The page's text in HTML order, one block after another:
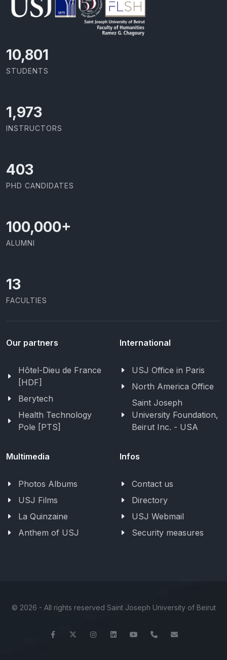
11,727
STUDENTS
2,142
INSTRUCTORS
437
PHD CANDIDATES
100,000+
ALUMNI
13
FACULTIES
Our partners
Hôtel-Dieu de France
[HDF]
Berytech
Health Technology
Pole [PTS]
International
USJ Office in Paris
North America Office
Saint Joseph
University Foundation,
Beirut Inc. - USA
Multimedia
Photos Albums
USJ Films
La Quinzaine
Anthem of USJ
Infos
Contact us
Directory
USJ Webmail
Security measures
© 2026 - All rights reserved Saint Joseph University of Beirut
FacebookTwitter InstagramLinkedInYouTube+961-1-421000